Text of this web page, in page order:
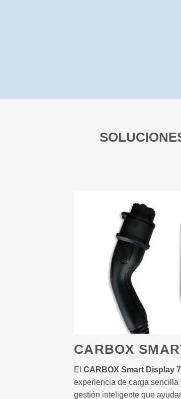
CARBOX
El CARBOX Smart Display
experiencia de carga
gestión inteligente que